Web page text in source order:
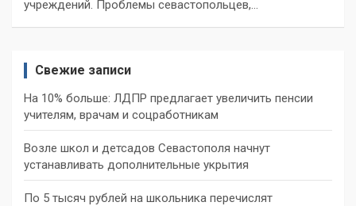
учреждений. Проблемы севастопольцев,…
Свежие записи
На 10% больше: ЛДПР предлагает увеличить пенсии
учителям, врачам и соцработникам
Возле школ и детсадов Севастополя начнут
устанавливать дополнительные укрытия
По 5 тысяч рублей на школьника перечислят